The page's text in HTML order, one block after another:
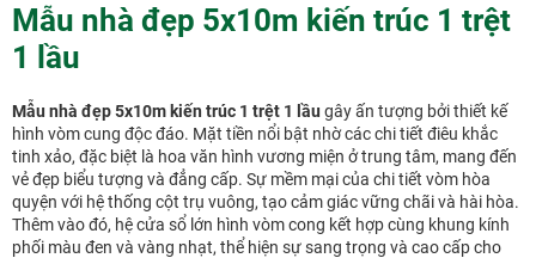
Mẫu nhà đẹp 5x10m kiến trúc 1 trệt
1 lầu
Mẫu nhà đẹp 5x10m kiến trúc 1 trệt 1 lầu gây ấn tượng bởi thiết kế
hình vòm cung độc đáo. Mặt tiền nổi bật nhờ các chi tiết điêu khắc
tinh xảo, đặc biệt là hoa văn hình vương miện ở trung tâm, mang đến
vẻ đẹp biểu tượng và đẳng cấp. Sự mềm mại của chi tiết vòm hòa
quyện với hệ thống cột trụ vuông, tạo cảm giác vững chãi và hài hòa.
Thêm vào đó, hệ cửa sổ lớn hình vòm cong kết hợp cùng khung kính
phối màu đen và vàng nhạt, thể hiện sự sang trọng và cao cấp cho